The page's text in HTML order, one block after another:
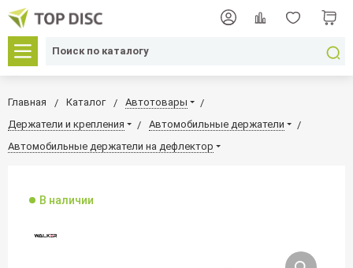
Главная Каталог
Автотовары
Держатели и крепления
Автомобильные держатели
Автомобильные держатели на дефлектор
В наличии